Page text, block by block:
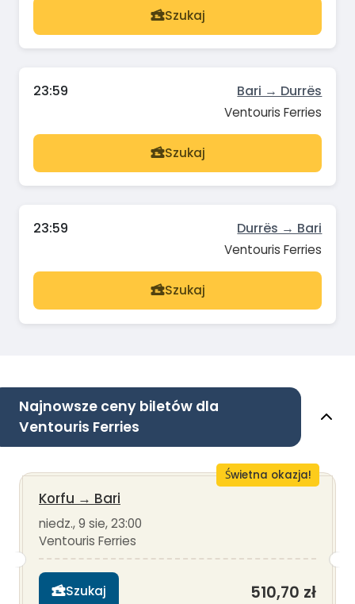
Szukaj
23:59 Bari → Durrës
Ventouris Ferries
Szukaj
23:59 Durrës → Bari
Ventouris Ferries
Szukaj
Najnowsze ceny biletów dla
Ventouris Ferries
Świetna okazja!
Korfu → Bari
niedz., 9 sie, 23:00
Ventouris Ferries
Szukaj 510,70 zł